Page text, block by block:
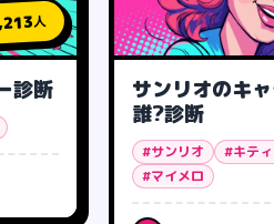
人
診断
サンリオのキ
誰?診断
#サンリオ
#キテ
#マイメロ